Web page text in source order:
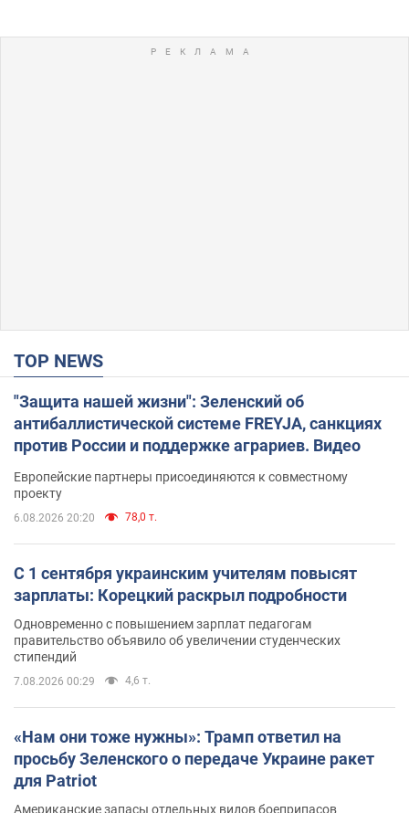
TOP NEWS
"Защита нашей жизни": Зеленский об
антибаллистической системе FREYJA, санкциях
против России и поддержке аграриев. Видео
Европейские партнеры присоединяются к совместному
проекту
6.08.2026 20:20 78,0 т.
С 1 сентября украинским учителям повысят
зарплаты: Корецкий раскрыл подробности
Одновременно с повышением зарплат педагогам
правительство объявило об увеличении студенческих
стипендий
7.08.2026 00:29 4,6 т.
«Нам они тоже нужны»: Трамп ответил на
просьбу Зеленского о передаче Украине ракет
для Patriot
Американские запасы отдельных видов боеприпасов